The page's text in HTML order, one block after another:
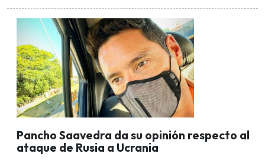
Pancho Saavedra da su opinión respecto al
ataque de Rusia a Ucrania